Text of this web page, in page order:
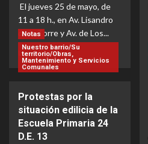
del
Reciclaje
en
las
escuelas
verdes
El jueves 25 de mayo, de
11 a 18 h., en Av. Lisandro
de la Torre y Av. de Los...
Leer MásLea
más
acerca
La
Feria
de
Notas
Nuestro barrio/Su
territorio/Obras,
Mantenimiento y Servicios
Comunales
Protestas por la
situación edilicia de la
Escuela Primaria 24
D.E. 13